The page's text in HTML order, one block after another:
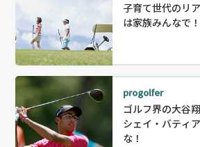
子育て世代のリ
は家族みんなで！
progolfer
ゴルフ界の大谷
シェイ・バティ
な！